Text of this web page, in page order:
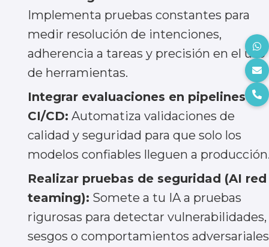
Implementa pruebas constantes para
medir resolución de intenciones,
adherencia a tareas y precisión en el uso
de herramientas.
Integrar evaluaciones en pipelines
CI/CD: Automatiza validaciones de
calidad y seguridad para que solo los
modelos confiables lleguen a
Realizar pruebas de seguridad (AI red
teaming): Somete a tu IA a pruebas
rigurosas para detectar vulnerabilidades,
sesgos o comportamientos adversariales
¿En qué podemos apoyarte?
Comentarios
He leído y acepto los Términos y
Condiciones y la Política de
Privacidad